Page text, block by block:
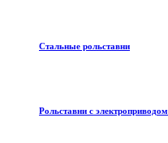
Стальные рольставни
Рольставни с электроприводом